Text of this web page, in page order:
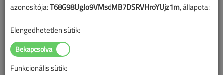
azonosítója:T68G98UgJo9VMsdMB7DSRVHroYUjz1m, állapota:
Elengedhetetlen sütik:
Funkcionális sütik: